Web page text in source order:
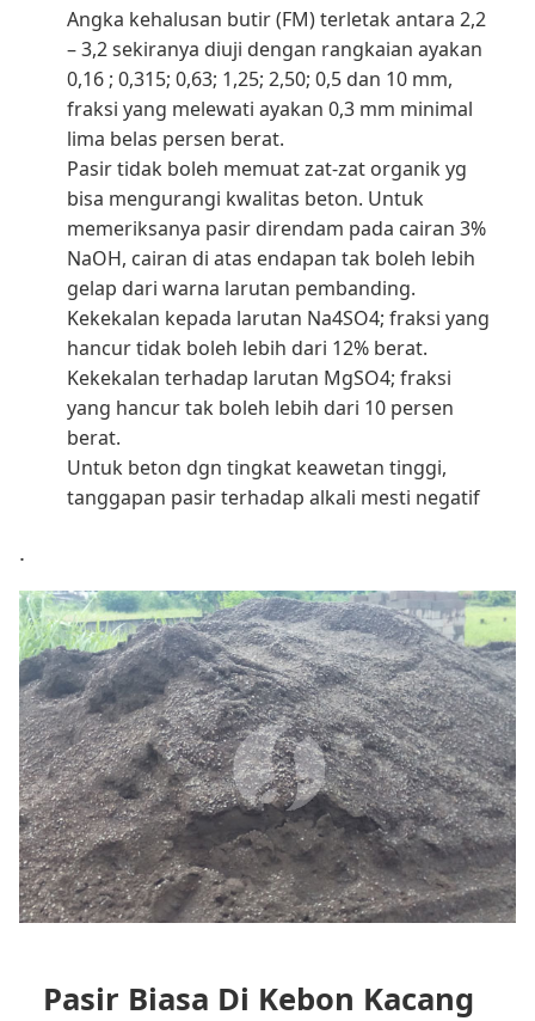
Angka kehalusan butir (FM) terletak antara 2,2
– 3,2 sekiranya diuji dengan rangkaian ayakan
0,16 ; 0,315; 0,63; 1,25; 2,50; 0,5 dan 10 mm,
fraksi yang melewati ayakan 0,3 mm minimal
lima belas persen berat.
Pasir tidak boleh memuat zat-zat organik yg
bisa mengurangi kwalitas beton. Untuk
memeriksanya pasir direndam pada cairan 3%
NaOH, cairan di atas endapan tak boleh lebih
gelap dari warna larutan pembanding.
Kekekalan kepada larutan Na4SO4; fraksi yang
hancur tidak boleh lebih dari 12% berat.
Kekekalan terhadap larutan MgSO4; fraksi
yang hancur tak boleh lebih dari 10 persen
berat.
Untuk beton dgn tingkat keawetan tinggi,
tanggapan pasir terhadap alkali mesti negatif
.
Pasir Biasa Di Kebon Kacang